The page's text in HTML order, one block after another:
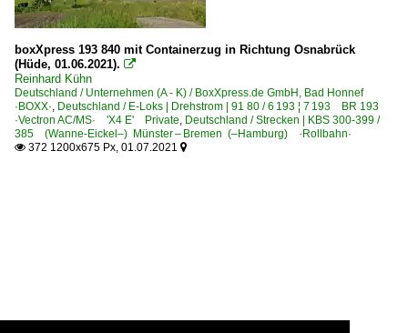
boxXpress 193 840 mit Containerzug in Richtung Osnabrück
(Hüde, 01.06.2021). 
Reinhard Kühn
Deutschland / Unternehmen (A - K) / BoxXpress.de GmbH, Bad Honnef
·BOXX· Deutschland / E-Loks | Drehstrom | 91 80 / 6 193 ¦ 7 193 BR 193
·Vectron AC/MS· 'X4 E' Private Deutschland / Strecken | KBS 300-399 /
385 (Wanne-Eickel–) Münster – Bremen (–Hamburg) ·Rollbahn·
 372 1200x675 Px, 01.07.2021 